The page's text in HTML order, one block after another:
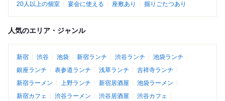
20人以上の個室
宴会に使える 座敷あり 掘りごたつあり
人気のエリア・ジャンル
新宿 渋谷 池袋 新宿ランチ 渋谷ランチ
池袋ランチ
銀座ランチ
表参道ランチ 浅草ランチ
吉祥寺ランチ
新宿ラーメン
上野ランチ 新宿居酒屋
池袋ラーメン
新宿カフェ
渋谷ラーメン 渋谷居酒屋
渋谷カフェ